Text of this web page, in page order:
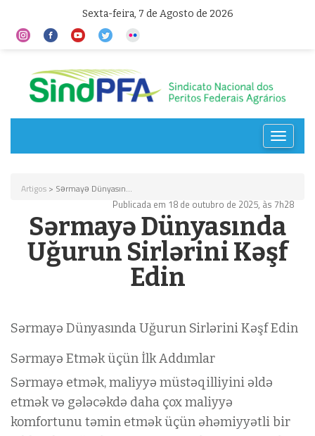
Sexta-feira, 7 de Agosto de 2026
Toggle
Artigos > Sərmayə Dünyasın...
Publicada em 18 de outubro de 2025, às 7h28
Sərmayə Dünyasında
Uğurun Sirlərini Kəşf
Edin
Sərmayə Dünyasında Uğurun Sirlərini Kəşf Edin
Sərmayə Etmək üçün İlk Addımlar
Sərmayə etmək, maliyyə müstəqilliyini əldə
etmək və gələcəkdə daha çox maliyyə
komfortunu təmin etmək üçün əhəmiyyətli bir